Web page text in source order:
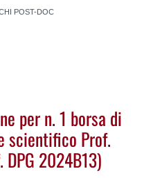
POST-DOC
per n. 1 borsa di
scientifico Prof.
2024B13)